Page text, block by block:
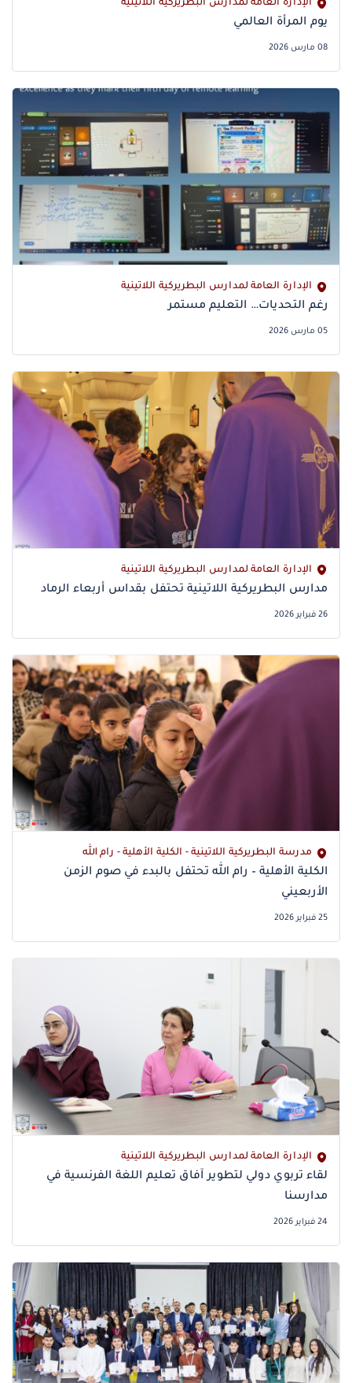
الإدارة العامة لمدارس البطريركية اللاتينية
يوم المرأة العالمي
08 مارس 2026
الإدارة العامة لمدارس البطريركية اللاتينية
05 مارس 2026
الإدارة العامة لمدارس البطريركية اللاتينية
26 فبراير 2026
مدرسة البطريركية اللاتينية - الكلية الأهلية - رام الله
الكلية الأهلية – رام الله تحتفل بالبدء في صوم الزمن
الأربعيني
25 فبراير 2026
الإدارة العامة لمدارس البطريركية اللاتينية
لقاء تربوي دولي لتطوير آفاق تعليم اللغة الفرنسية في
مدارسنا
24 فبراير 2026